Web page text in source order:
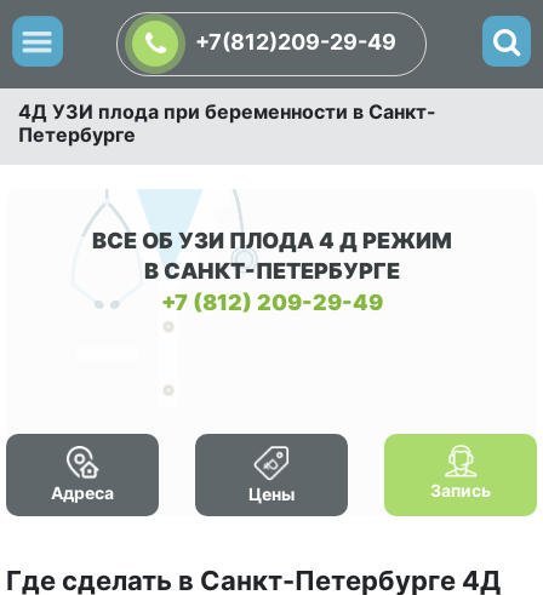
+7(812)209-29-49
4Д УЗИ плода при беременности в Санкт-
Петербурге
ВСЕ ОБ УЗИ ПЛОДА 4 Д РЕЖИМ
В САНКТ-ПЕТЕРБУРГЕ
+7 (812) 209-29-49
Адреса Цены Запись
Где сделать в Санкт-Петербурге 4Д